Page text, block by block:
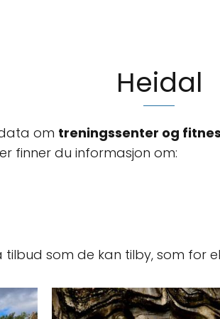
Heidal
om treningssenter og
finner du informasjon om:
som de kan tilby, som for